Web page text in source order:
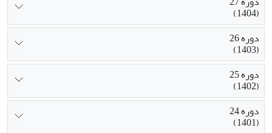
(1404)
دوره 26
(1403)
دوره 25
(1402)
دوره 24
(1401)